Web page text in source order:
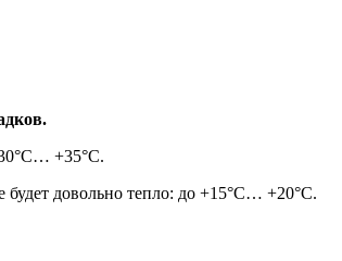
+35°C.
будет довольно тепло: до +15°C… +20°C.